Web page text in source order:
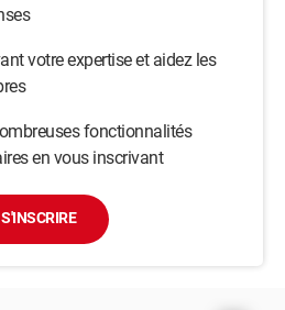
votre expertise et aidez les
fonctionnalités
en vous inscrivant
S'INSCRIRE